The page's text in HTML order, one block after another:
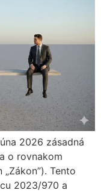
2026 zásadná
o rovnakom
Tento
2023/970 a